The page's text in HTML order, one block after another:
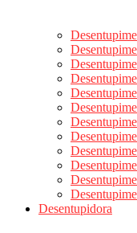
Desentupidora